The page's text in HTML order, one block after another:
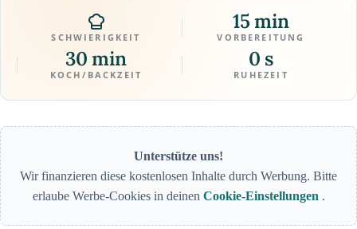
SCHWIERIGKEIT
15 min
VORBEREITUNG
30 min
KOCH/BACKZEIT
0 s
RUHEZEIT
Unterstütze uns!
Wir finanzieren diese kostenlosen Inhalte durch Werbung. Bitte
erlaube Werbe-Cookies in deinen Cookie-Einstellungen .